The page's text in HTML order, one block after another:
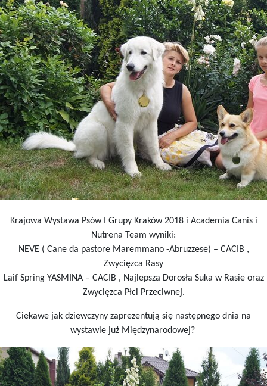
Krajowa Wystawa Psów I Grupy Kraków 2018 i Academia Canis i
Nutrena Team wyniki:
NEVE ( Cane da pastore Maremmano -Abruzzese) – CACIB ,
Zwycięzca Rasy
Laif Spring YASMINA – CACIB , Najlepsza Dorosła Suka w Rasie oraz
Zwycięzca Płci Przeciwnej.
Ciekawe jak dziewczyny zaprezentują się następnego dnia na
wystawie już Międzynarodowej?